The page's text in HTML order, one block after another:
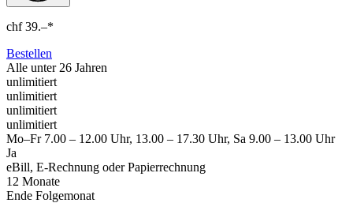
chf 39.–*
Bestellen
Alle unter 26 Jahren
unlimitiert
unlimitiert
unlimitiert
unlimitiert
Mo–Fr 7.00 – 12.00 Uhr, 13.00 – 17.30 Uhr, Sa 9.00 – 13.00 Uhr
Ja
eBill, E-Rechnung oder Papierrechnung
12 Monate
Ende Folgemonat